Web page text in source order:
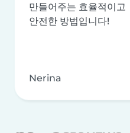
만들어주는 효율적이고
안전한 방법입니다!
Nerina